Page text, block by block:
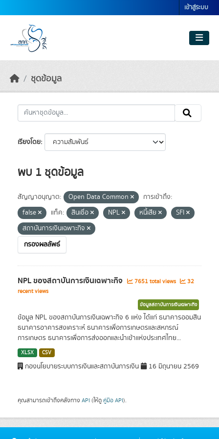
เข้าสู่ระบบ
ชุดข้อมูล
เรียงโดย
พบ 1 ชุดข้อมูล
สัญญาอนุญาต: Open Data Common
การเข้าถึง:
false
แท็ค: สินเชื่อ NPL หนี้เสีย
SFI
สถาบันการเงินเฉพาะกิจ
กรองผลลัพธ์
NPL ของสถาบันการเงินเฉพาะกิจ 7651 total views
32
recent views
ข้อมูลสถาบันการเงินเฉพาะกิจ
ข้อมูล NPL ของสถาบันการเงินเฉพาะกิจ 6 แห่ง ได้แก่ ธนาคารออมสิน
ธนาคารอาคารสงเคราะห์ ธนาคารเพื่อการเกษตรและสหกรณ์
การเกษตร ธนาคารเพื่อการส่งออกและนำเข้าแห่งประเทศไทย...
XLSX CSV
กองนโยบายระบบการเงินและสถาบันการเงิน 16 มิถุนายน 2569
คุณสามารถเข้าถึงคลังทาง API (ให้ดู คู่มือ API).